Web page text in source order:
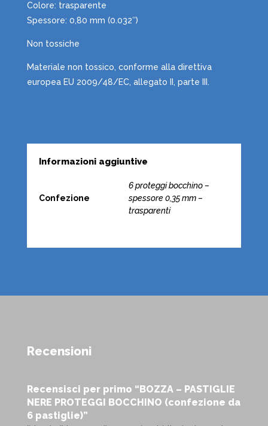
Colore: trasparente
Spessore: 0,80 mm (0.032″)
Non tossiche
Materiale non tossico, conforme alla direttiva
europea EU 2009/48/EC, allegato II, parte III.
Informazioni aggiuntive
Confezione
6 proteggi bocchino –
spessore 0,35 mm –
trasparenti
Recensioni
Recensisci per primo “BOZZA – PASTIGLIE
NERE PROTEGGI BOCCHINO (confezione da
6 pastiglie)”